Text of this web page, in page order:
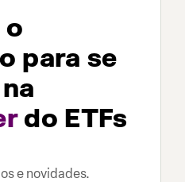
o
para se
do ETFs
e novidades.